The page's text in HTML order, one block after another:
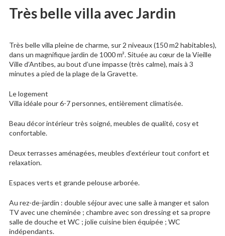
Très belle villa avec Jardin
Très belle villa pleine de charme, sur 2 niveaux (150 m2 habitables),
dans un magnifique jardin de 1000 m². Située au cœur de la Vieille
Ville d’Antibes, au bout d’une impasse (très calme), mais à 3
minutes a pied de la plage de la Gravette.
Le logement
Villa idéale pour 6-7 personnes, entièrement climatisée.
Beau décor intérieur très soigné, meubles de qualité, cosy et
confortable.
Deux terrasses aménagées, meubles d’extérieur tout confort et
relaxation.
Espaces verts et grande pelouse arborée.
Au rez-de-jardin : double séjour avec une salle à manger et salon
TV avec une cheminée ; chambre avec son dressing et sa propre
salle de douche et WC ; jolie cuisine bien équipée ; WC
indépendants.